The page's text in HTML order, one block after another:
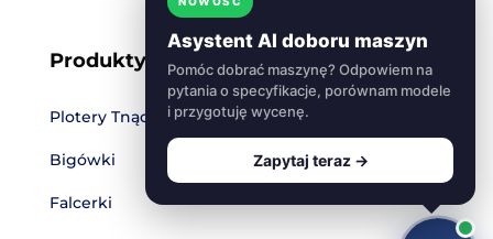
Produkty
Plotery Tnące
Bigówki
Falcerki
Asystent AI doboru maszyn
Pomóc dobrać maszynę? Odpowiem na
pytania o specyfikacje, porównam modele
i przygotuję wycenę.
Zapytaj teraz →